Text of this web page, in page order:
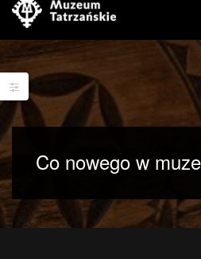
Co nowego w